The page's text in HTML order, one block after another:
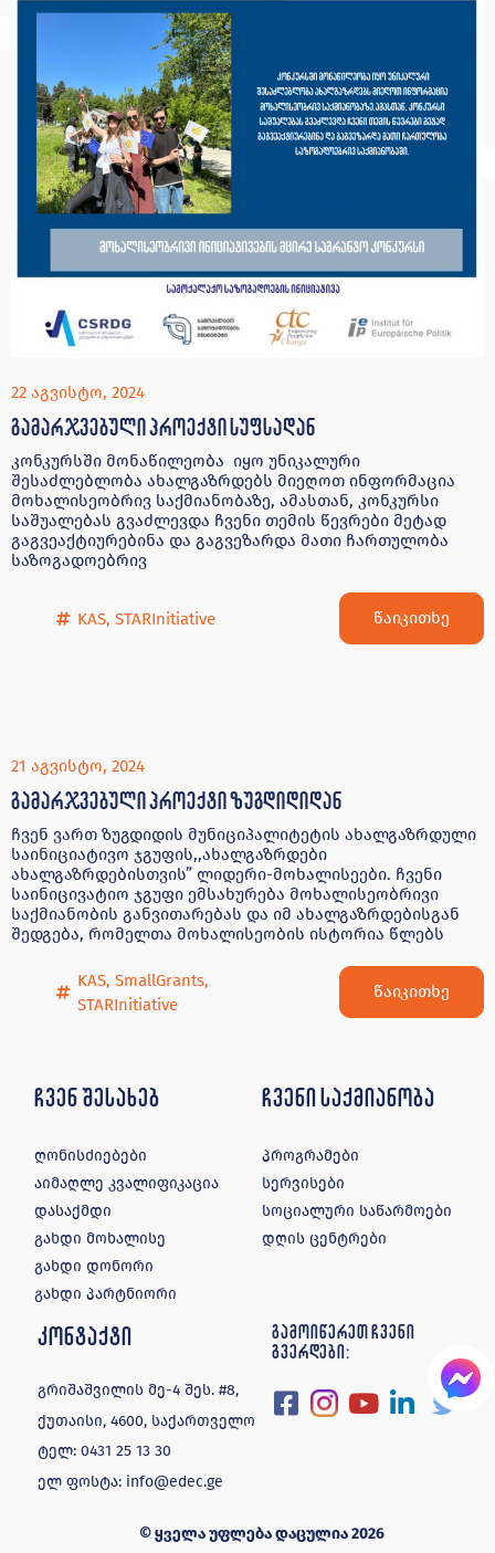
22 აგვისტო, 2024
გამარჯვებული პროექტი სუფსადან
კონკურსში მონაწილეობა იყო უნიკალური
შესაძლებლობა ახალგაზრდებს მიეღოთ ინფორმაცია
მოხალისეობრივ საქმიანობაზე, ამასთან, კონკურსი
საშუალებას გვაძლევდა ჩვენი თემის წევრები მეტად
გაგვეაქტიურებინა და გაგვეზარდა მათი ჩართულობა
საზოგადოებრივ
KAS, STARInitiative წაიკითხე
21 აგვისტო, 2024
გამარჯვებული პროექტი ზუგდიდიდან
ჩვენ ვართ ზუგდიდის მუნიციპალიტეტის ახალგაზრდული
საინიციატივო ჯგუფის,,ახალგაზრდები
ახალგაზრდებისთვის” ლიდერი-მოხალისეები. ჩვენი
საინიცივატიო ჯგუფი ემსახურება მოხალისეობრივი
საქმიანობის განვითარებას და იმ ახალგაზრდებისგან
შედგება, რომელთა მოხალისეობის ისტორია წლებს
KAS, SmallGrants,
STARInitiative
წაიკითხე
ჩვენ შესახებ
ღონისძიებები
აიმაღლე კვალიფიკაცია
დასაქმდი
გახდი მოხალისე
გახდი დონორი
გახდი პარტნიორი
ჩვენი საქმიანობა
პროგრამები
სერვისები
სოციალური საწარმოები
დღის ცენტრები
კონტაქტი
გრიშაშვილის მე-4 შეს. #8,
ქუთაისი, 4600, საქართველო
ტელ:0431 25 13 30
ელ ფოსტა: info@edec.ge
გამოიწერეთ ჩვენი
გვერდები:
© ყველა უფლება დაცულია 2026